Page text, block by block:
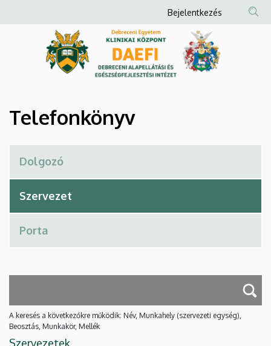
Debreceni
és
Egészségfejlesztési
Intézet
a
Anonim
Felhasználói
fiók
menüje
Bejelentkezés
Telefonkönyv
A keresés a következőkre működik: Név, Munkahely (szervezeti egység),
Beosztás, Munkakör, Mellék
Szervezetek